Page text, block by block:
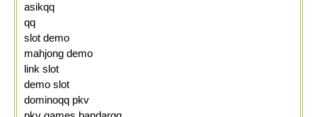
asikqq
qq
slot demo
mahjong demo
link slot
demo slot
dominoqq pkv